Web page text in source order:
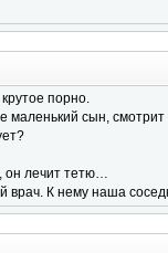
порно.
маленький сын,
он лечит тетю…
врач. К нему наша